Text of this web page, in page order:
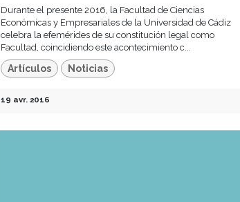
Durante el presente 2016, la Facultad de Ciencias
Económicas y Empresariales de la Universidad de Cádiz
celebra la efemérides de su constitución legal como
Facultad, coincidiendo este acontecimiento c...
Artículos Noticias
19 avr. 2016